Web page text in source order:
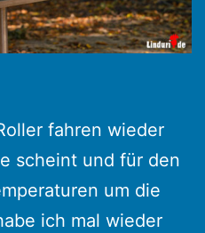
fahren wieder
scheint und für den
um die
ich mal wieder